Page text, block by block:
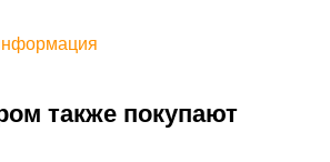
также покупают